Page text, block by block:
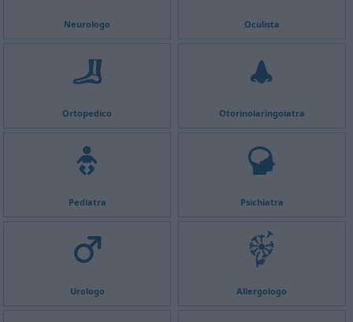
Neurologo Oculista
Ortopedico Otorinolaringoiatra
Pediatra Psichiatra
Urologo Allergologo